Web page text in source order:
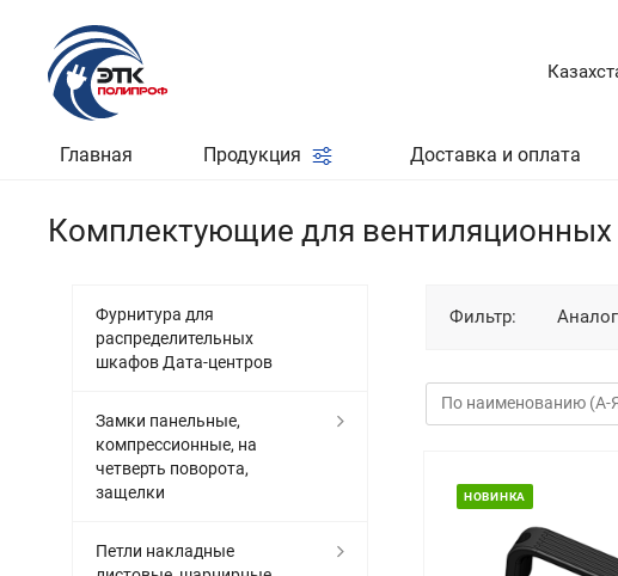
Главная Продукция Доставка и оплата
Комплектующие для
Фильтр: Аналог
НОВИНКА
Фурнитура для
распределительных
шкафов Дата-центров
Замки панельные,
компрессионные, на
четверть поворота,
защелки
Петли накладные